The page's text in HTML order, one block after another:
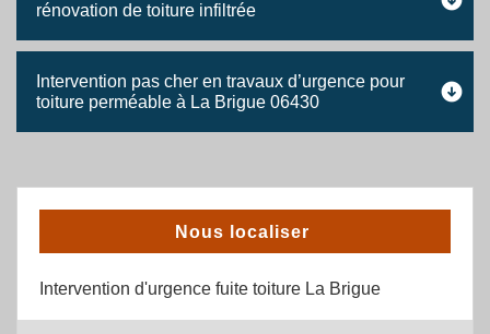
rénovation de toiture infiltrée
Intervention pas cher en travaux d’urgence pour
toiture perméable à La Brigue 06430
Nous localiser
Intervention d'urgence fuite toiture La Brigue